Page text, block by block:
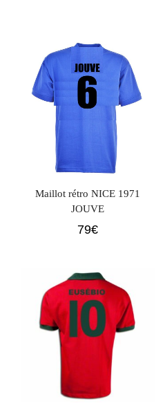
Maillot rétro NICE 1971
JOUVE
79€